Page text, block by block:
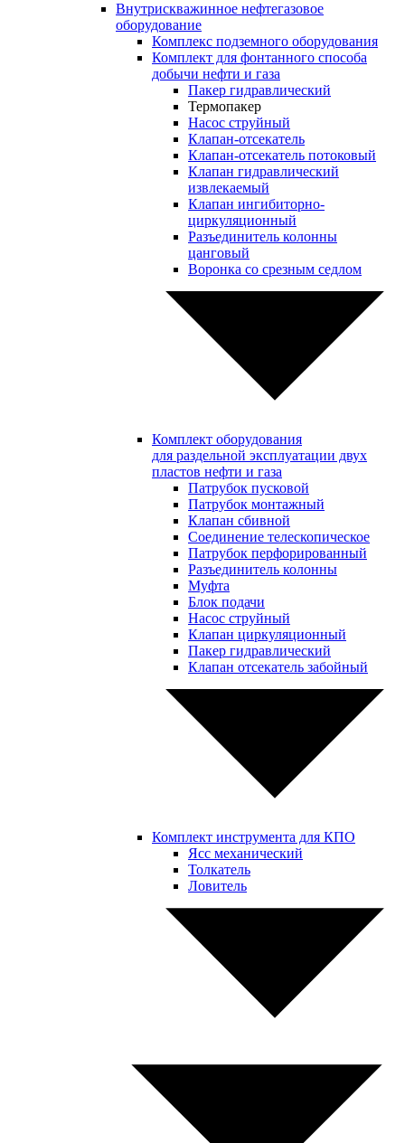
Внутрискважинное нефтегазовое
оборудование
Комплекс подземного оборудования
Комплект для фонтанного способа
добычи нефти и газа
Пакер гидравлический
Термопакер
Насос струйный
Клапан-отсекатель
Клапан-отсекатель потоковый
Клапан гидравлический
извлекаемый
Клапан ингибиторно-
циркуляционный
Разъединитель колонны
цанговый
Воронка со срезным седлом
Комплект оборудования
для раздельной эксплуатации двух
пластов нефти и газа
Патрубок пусковой
Патрубок монтажный
Клапан сбивной
Соединение телескопическое
Патрубок перфорированный
Разъединитель колонны
Муфта
Блок подачи
Насос струйный
Клапан циркуляционный
Пакер гидравлический
Клапан отсекатель забойный
Комплект инструмента для КПО
Ясс механический
Толкатель
Ловитель